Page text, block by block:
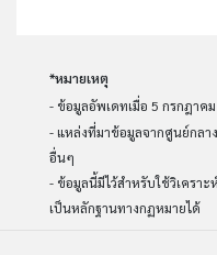
*หมายเหตุ
- ข้อมูลอัพเดทเมื่อ 5 กรกฎาค
- แหล่งที่มาข้อมูลจากศูนย์กลา
อื่นๆ
- ข้อมูลนี้มีไว้สำหรับใช้วิเคราะ
เป็นหลักฐานทางกฏหมายได้